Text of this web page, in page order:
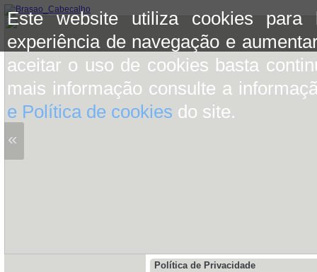
Este website utiliza cookies para
experiência de navegação e
aceitar o uso de cookies basta
mais informação consulte a
e Política de cookies do site.
«
Política de Privacidade